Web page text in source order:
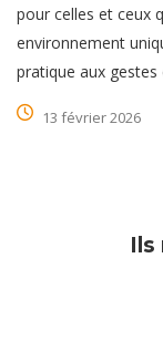
pour celles et ceux
environnement
pratique aux gestes
13 février 2026
Ils